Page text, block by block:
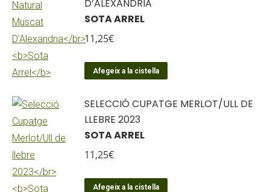
D’ALEXANDRIA
SOTA ARREL
11,25€
Afegeix a la cistella
SELECCIÓ CUPATGE MERLOT/ULL DE
LLEBRE 2023
SOTA ARREL
11,25€
Afegeix a la cistella